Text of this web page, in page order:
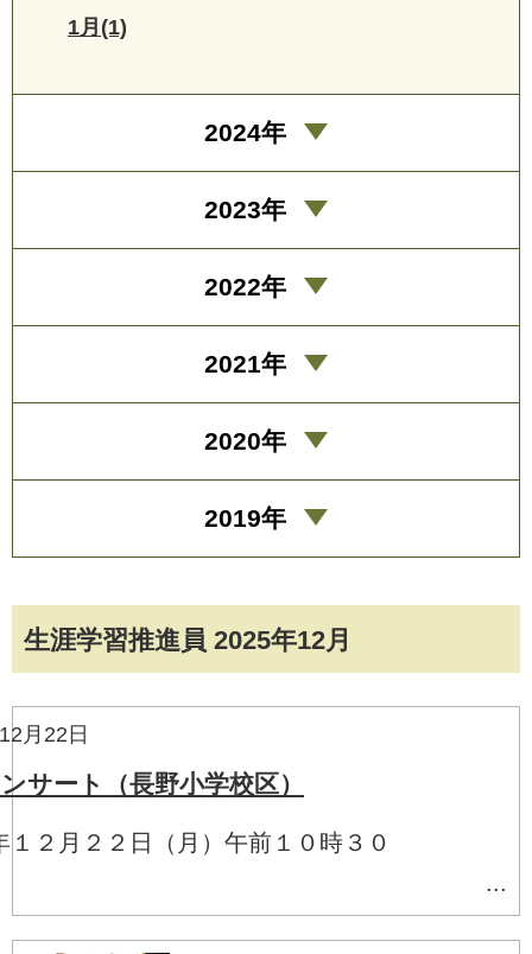
生涯学習推進員 2025年12月
月22日
サート（長野小学校区）
１２月２２日（月）午前１０時３０
...
1月(1)
2024年
2023年
2022年
2021年
2020年
2019年